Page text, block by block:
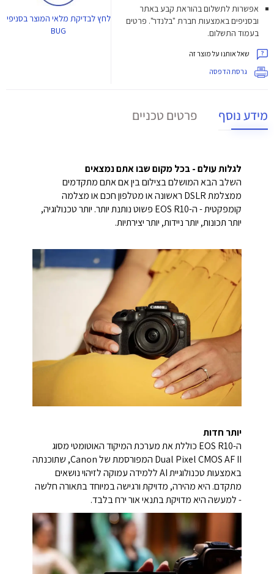
אפשרות לתשלום בהוראת קבע באתר
ובסניפים באמצעות חברת "בלנדר". פרטים
בעמוד התשלום.
שאל אותנו על מוצר זה
גרסת הדפסה
לחץלבדיקת מלאי המוצר בסניפי
BUG
מידע נוסף פרטים טכניים
לגלות עולם - בכל מקום שבו אתם נמצאים
השלב הבא המושלם בצילום בין אם אתם מתקדמים
ממצלמת DSLR ראשונה או מטלפון חכם או מצלמה
קומפקטית - ה-EOS R10 פשוט נותנת יותר. יותר טכנולוגיה,
יותר תכונות, יותר ניידות, יותר יצירתיות.
יותר חדות
ה-EOS R10 כוללת את מערכת המיקוד האוטומטי מסוג
Dual Pixel CMOS AF II המפורסמת של Canon, שתוכנתה
באמצעות טכנולוגיית AI ללמידה עמוקה לזיהוי נושאים
מתקדם. היא מהירה, מדויקת ורגישה במיוחד בתאורה חלשה
- למעשה היא מדויקת בתנאי אור ירח בלבד.